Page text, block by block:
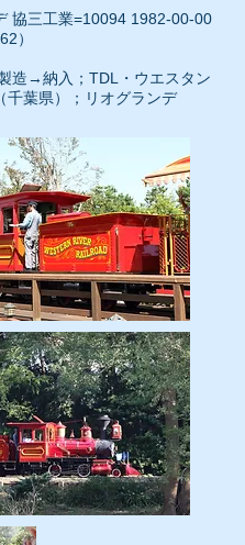
協三工業=10094 1982-00-00
）
造→納入；TDL・ウエスタン
千葉県）；リオグランデ